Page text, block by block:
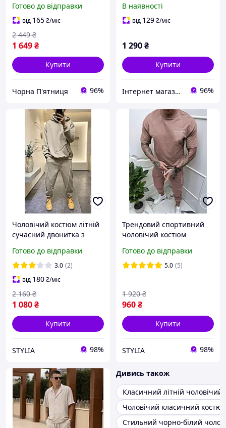
лляний сучасний
однотонний беживий
Готово до відправки
від 165₴/міс
1 649₴
2 449 ₴
Купити
Чорна П'ятниця 96%
дизайном
В наявності
від 129₴/міс
1 290₴
Купити
Інтернет магазин "Яскраво" 96%
Чоловічий костюм літній
сучасний двонитка з
трендові моделі різних
кольорів
Готово до відправки
3.0 (2)
від 180₴/міс
1 080₴
2 160 ₴
Купити
STYLIA 98%
Трендовий спортивний
чоловічий костюм
сучасний літній костюм
різних кольорів
Готово до відправки
5.0 (5)
960₴
1 920 ₴
Купити
STYLIA 98%
Дивись також
Класичний літній
Чоловічий класичний
Стильний чорно-білий